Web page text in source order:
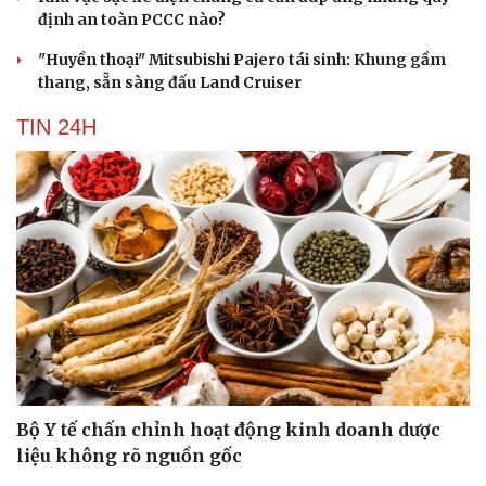
định an toàn PCCC nào?
"Huyền thoại" Mitsubishi Pajero tái sinh: Khung gầm
thang, sẵn sàng đấu Land Cruiser
TIN 24H
Bộ Y tế chấn chỉnh hoạt động kinh doanh dược
liệu không rõ nguồn gốc